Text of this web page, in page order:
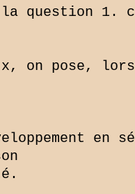
question 1.
on pose,